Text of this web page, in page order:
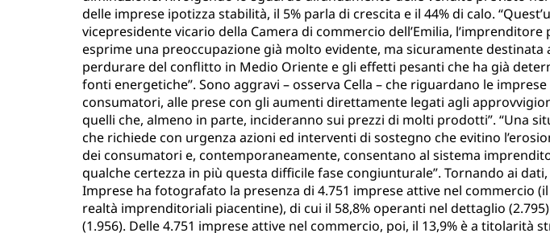
delle imprese ipotizza stabilità, il 5% parla di crescita e il 44% di calo.
vicepresidente vicario della Camera di commercio dell’Emilia, l’imprenditore
esprime una preoccupazione già molto evidente, ma sicuramente destinata
perdurare del conflitto in Medio Oriente e gli effetti pesanti che ha già
fonti energetiche”. Sono aggravi – osserva Cella – che riguardano le
consumatori, alle prese con gli aumenti direttamente legati agli
quelli che, almeno in parte, incideranno sui prezzi di molti prodotti”. “Una
che richiede con urgenza azioni ed interventi di sostegno che evitino
dei consumatori e, contemporaneamente, consentano al sistema
qualche certezza in più questa difficile fase congiunturale”. Tornando ai
Imprese ha fotografato la presenza di 4.751 imprese attive nel commercio
realtà imprenditoriali piacentine), di cui il 58,8% operanti nel dettaglio (2.795)
(1.956). Delle 4.751 imprese attive nel commercio, poi, il 13,9% è a titolarità